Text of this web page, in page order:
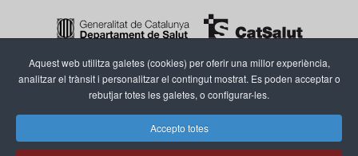
Aquest web utilitza galetes (cookies) per oferir una millor experiència,
analitzar el trànsit i personalitzar el contingut mostrat. Es poden acceptar o
rebutjar totes les galetes, o configurar-les.
Accepto totes